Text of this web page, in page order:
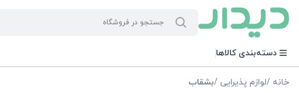
دسته‌بندی کالاها
خانه /لوازم پذیرایی /بشقاب